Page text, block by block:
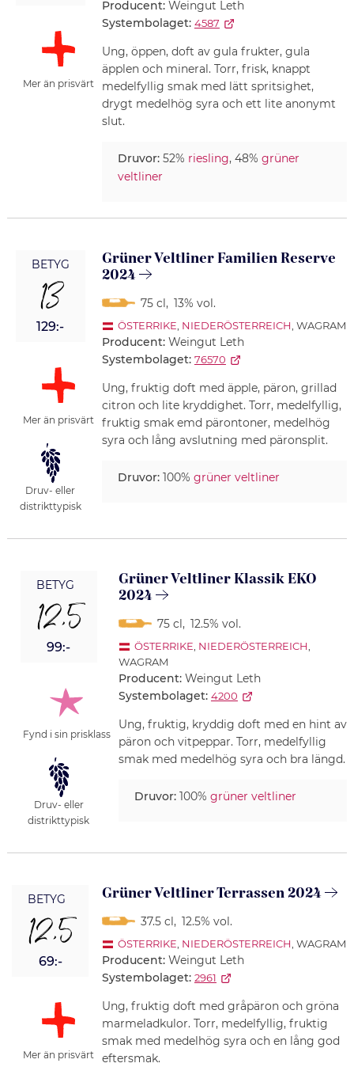
Mer än prisvärt
Producent: Weingut Leth
Systembolaget: 4587
Ung, öppen, doft av gula frukter, gula
äpplen och mineral. Torr, frisk, knappt
medelfyllig smak med lätt spritsighet,
drygt medelhög syra och ett lite anonymt
slut.
Druvor:52% riesling, 48% grüner
veltliner
BETYG
13
129:-
Mer än prisvärt
Druv- eller
distrikttypisk
Grüner Veltliner Familien Reserve
2024
75 cl, 13% vol.
ÖSTERRIKE NIEDERÖSTERREICH , WAGRAM
Producent: Weingut Leth
Systembolaget: 76570
Ung, fruktig doft med äpple, päron, grillad
citron och lite kryddighet. Torr, medelfyllig,
fruktig smak emd pärontoner, medelhög
syra och lång avslutning med päronsplit.
Druvor:100% grüner veltliner
BETYG
12,5
99:-
Fynd i sin prisklass
Druv- eller
distrikttypisk
Grüner Veltliner Klassik EKO
2024
75 cl, 12.5% vol.
ÖSTERRIKE, NIEDERÖSTERREICH,
WAGRAM
Producent: Weingut Leth
Systembolaget: 4200
Ung, fruktig, kryddig doft med en hint av
päron och vitpeppar. Torr, medelfyllig
smak med medelhög syra och bra längd.
Druvor:100% grüner veltliner
BETYG
12,5
69:-
Mer än prisvärt
Grüner Veltliner Terrassen 2024
37.5 cl , 12.5% vol.
ÖSTERRIKE, NIEDERÖSTERREICH, WAGRAM
Producent: Weingut Leth
Systembolaget: 2961
Ung, fruktig doft med gråpäron och gröna
marmeladkulor. Torr, medelfyllig, fruktig
smak med medelhög syra och en lång god
eftersmak.